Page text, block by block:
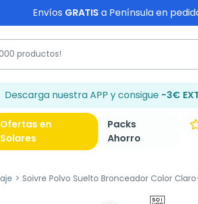
Envíos GRATIS a Península en
Descarga nuestra APP y consigue -3€
Ofertas en
Solares
Packs
Ahorro
Soivre Polvo Suelto Bronceador Color